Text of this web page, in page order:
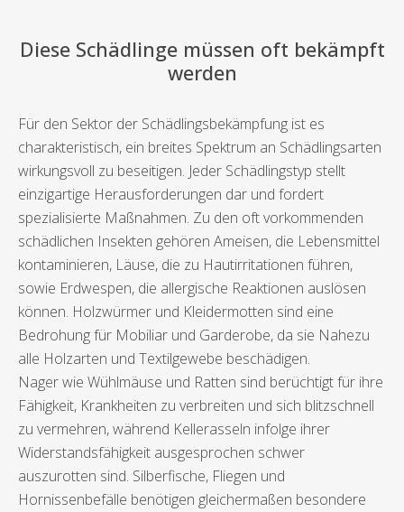
Diese Schädlinge müssen oft bekämpft
werden
Für den Sektor der Schädlingsbekämpfung ist es
charakteristisch, ein breites Spektrum an Schädlingsarten
wirkungsvoll zu beseitigen. Jeder Schädlingstyp stellt
einzigartige Herausforderungen dar und fordert
spezialisierte Maßnahmen. Zu den oft vorkommenden
schädlichen Insekten gehören Ameisen, die Lebensmittel
kontaminieren, Läuse, die zu Hautirritationen führen,
sowie Erdwespen, die allergische Reaktionen auslösen
können. Holzwürmer und Kleidermotten sind eine
Bedrohung für Mobiliar und Garderobe, da sie Nahezu
alle Holzarten und Textilgewebe beschädigen.
Nager wie Wühlmäuse und Ratten sind berüchtigt für ihre
Fähigkeit, Krankheiten zu verbreiten und sich blitzschnell
zu vermehren, während Kellerasseln infolge ihrer
Widerstandsfähigkeit ausgesprochen schwer
auszurotten sind. Silberfische, Fliegen und
Hornissenbefälle benötigen gleichermaßen besondere